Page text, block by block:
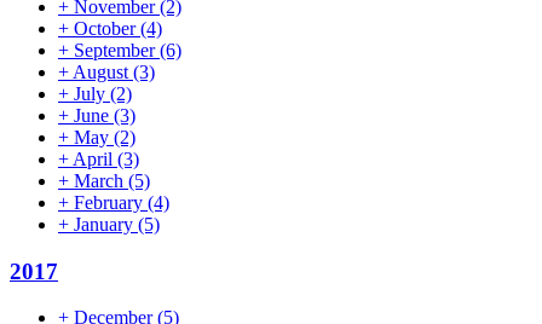
+ November(2)
+ October(4)
+ September(6)
+ August (3)
+ July (2)
+ June (3)
+ May (2)
+ April (3)
+ March (5)
+ February (4)
+ January (5)
2017
+ December(5)